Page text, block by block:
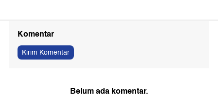
Komentar
Kirim Komentar
Belum ada komentar.